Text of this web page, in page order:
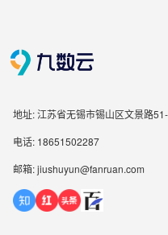
地址: 江苏省无锡市锡山区文景路
电话: 18651502287
邮箱: jiushuyun@fanruan.com